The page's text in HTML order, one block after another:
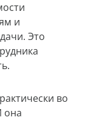
и
Это
во
она